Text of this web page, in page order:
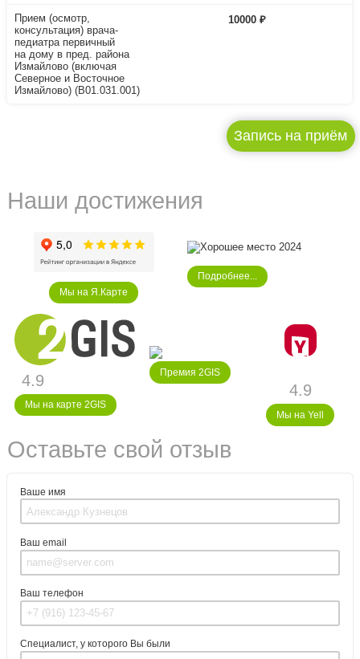
Прием (осмотр,
консультация) врача-
педиатра первичный
на дому в пред. района
Измайлово (включая
Северное и Восточное
Измайлово) (B01.031.001)
10000 ₽
Наши достижения
Мы на Я.Карте
Подробнее...
4.9
Мы на карте 2GIS
Премия 2GIS
4.9
Мы на Yell
Оставьте свой отзыв
Ваше имя
Ваш email
Ваш телефон
Специалист, у которого Вы были
Запись на приём